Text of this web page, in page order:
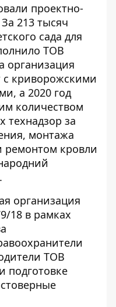
проектно-
За 213 тысяч
сада для
ТОВ
организация
с криворожскими
а 2020 год
количеством
технадзор за
монтажа
ремонтом кровли
организация
18 в рамках
ТОВ
подготовке